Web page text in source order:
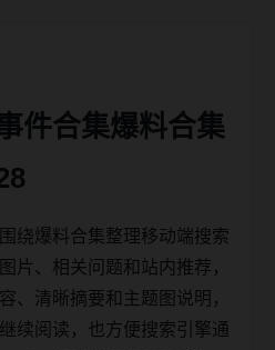
件合集爆料合集
绕爆料合集整理移动端搜索
片、相关问题和站内推荐，
、清晰摘要和主题图说明，
续阅读，也方便搜索引擎通